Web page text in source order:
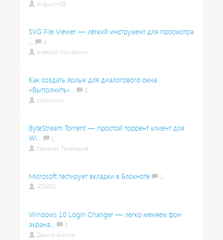
Avgustin85
SVG File Viewer — лёгкий инструмент для просмотра
...
4
Алексей Михайлин
Как создать ярлык для диалогового окна
«Выполнить»...
6
oblominsk
ByteStream Torrent — простой торрент клиент для
Wi...
1
Ермахан Танатаров
Microsoft тестирует вкладки в Блокноте
1
ATARIG
Windows 10 Login Changer — легко меняем фон
экрана...
6
Дамир Аюпов